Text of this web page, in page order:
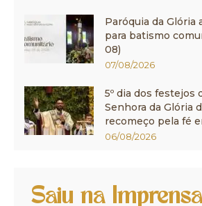
Paróquia da Glória
para batismo
08)
07/08/2026
5º dia dos festejos
Senhora da Glória
recomeço pela fé
06/08/2026
Saiu na Imprensa